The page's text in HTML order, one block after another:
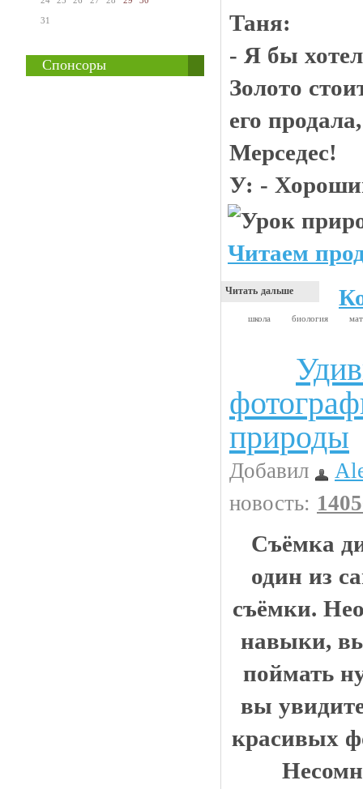
31
Спонсоры
Таня:
- Я бы
Золото
его
Мерседес!
У: -
Читаем
Читать дальше
школа биология
природы
Добавил
новость:
Съёмка
один из
съёмки.
навыки,
поймать
вы
красивых